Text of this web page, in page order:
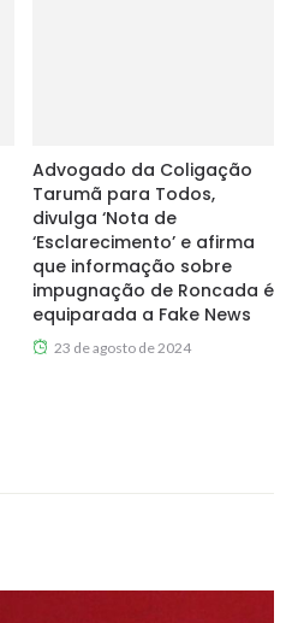
Advogado da Coligação
Tarumã para Todos,
divulga ‘Nota de
‘Esclarecimento’ e afirma
que informação sobre
impugnação de Roncada é
equiparada a Fake News
23 de agosto de 2024